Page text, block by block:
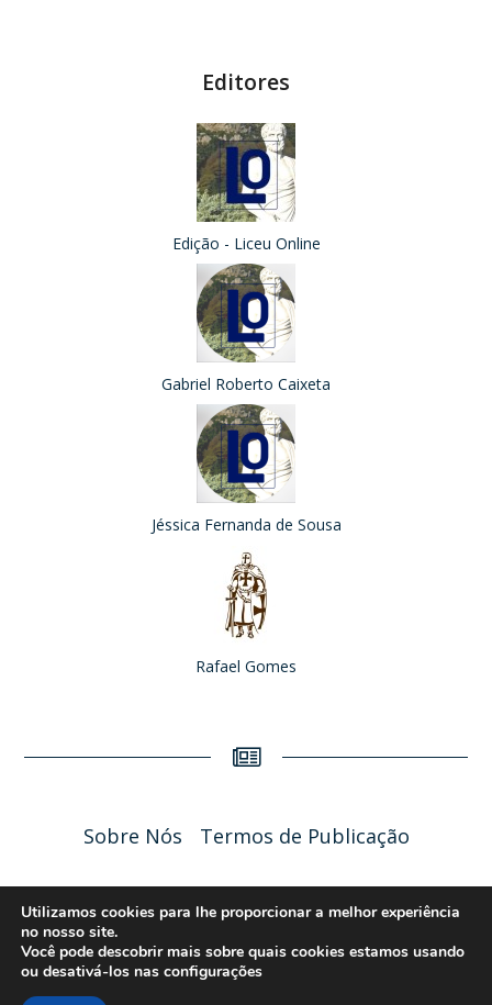
Editores
Edição - Liceu Online
Gabriel Roberto Caixeta
Jéssica Fernanda de Sousa
Rafael Gomes
Sobre Nós Termos de Publicação
Liceu Online 2026 - Política de Privacidade
Utilizamos cookies para lhe proporcionar a melhor experiência
no nosso site.
Você pode descobrir mais sobre quais cookies estamos usando
ou desativá-los nas configurações